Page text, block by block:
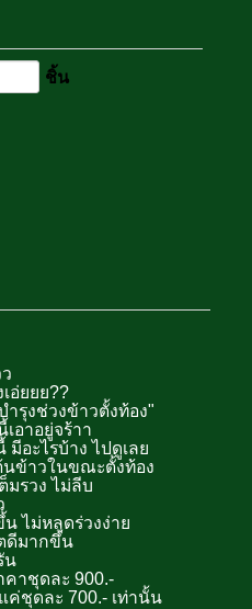
ชิ้น
อ่ยยย??
ำรุงช่วงข้าวตั้งท้อง"
อาอยู่จร้าา
อะไรบ้าง ไปดูเลย
ข้าวในขณะตั้งท้อง
มรวง ไม่ลีบ
ไม่หลุดร่วงง่าย
ดีมากขึ้น
น
คาชุดละ 900.-
ค่ชุดละ 700.- เท่านั้น